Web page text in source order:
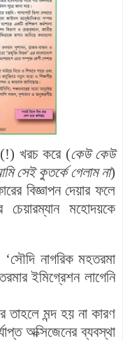
খরচ করে (কেউ কেউ
সেই কুতর্কে গেলাম না)
বিজ্ঞাপন দেয়ার ফলে
মহোদয়কে
‘সৌদি নাগরিক মহতরমা
ইমিগ্রেশন লাগেনি
মন্দ হয় না কারণ
অক্সিজেনের ব্যবস্থা